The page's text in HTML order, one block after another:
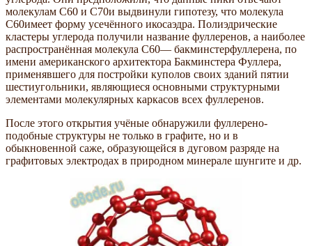
молекулам С60 и С70и выдвинули гипотезу, что молекула
С60имеет форму усечённого икосаэдра. Полиэдрические
кластеры углерода получили название фуллеренов, а наиболее
распространённая молекула С60— бакминстерфуллерена, по
имени американского архитектора Бакминстера Фуллера,
применявшего для постройки куполов своих зданий пятии
шестиугольники, являющиеся основными структурными
элементами молекулярных каркасов всех фуллеренов.
После этого открытия учёные обнаружили фуллерено-
подобные структуры не только в графите, но и в
обыкновенной саже, образующейся в дуговом разряде на
графитовых электродах в природном минерале шунгите и др.